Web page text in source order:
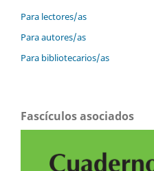
Para lectores/as
Para autores/as
Para bibliotecarios/as
Fascículos asociados